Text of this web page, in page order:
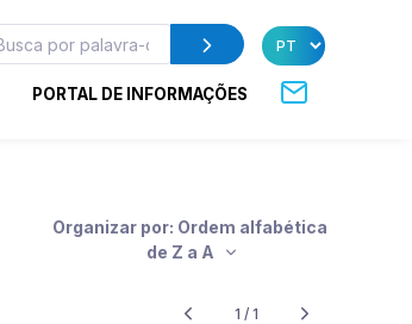
PORTAL DE INFORMAÇÕES
Organizar por: Ordem alfabética
de Z a A
1 / 1